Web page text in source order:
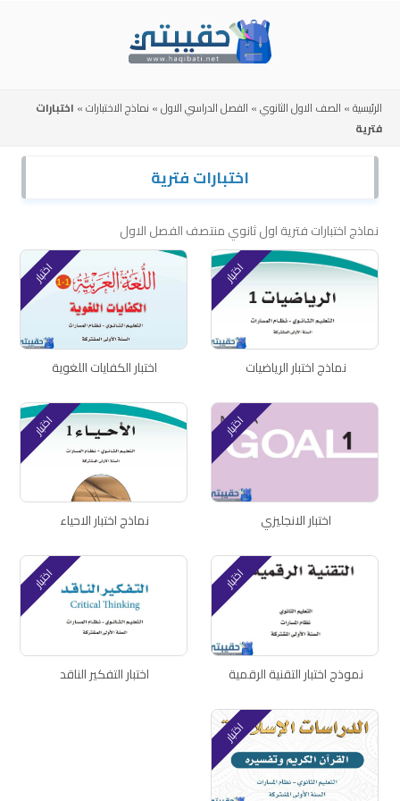
الرئيسية» الصف الاول الثانوي» الفصل الدراسي الاول» نماذج الاختبارات» اختبارات
فترية
اختبارات فترية
نماذج اختبارات فترية اول ثانوي منتصف الفصل الاول
اختبار
نماذج اختبار الرياضيات
اختبار
اختبار الكفايات اللغوية
اختبار
اختبار الانجليزي
اختبار
نماذج اختبار الاحياء
اختبار
نموذج اختبار التقنية الرقمية
اختبار
اختبار التفكير الناقد
اختبار